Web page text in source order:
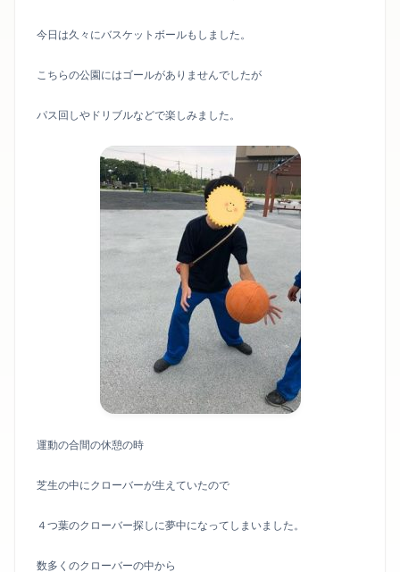
今日は久々にバスケットボールもしました。
こちらの公園にはゴールがありませんでしたが
パス回しやドリブルなどで楽しみました。
運動の合間の休憩の時
芝生の中にクローバーが生えていたので
４つ葉のクローバー探しに夢中になってしまいました。
数多くのクローバーの中から